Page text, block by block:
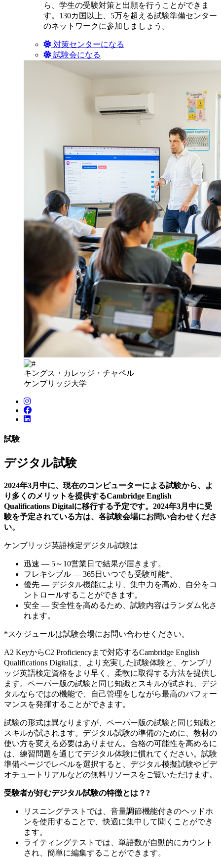
ら、学生の受験対策と出願を行うことができま
す。130カ国以上、5万を超える試験準備センター
のネットワークに参加しましょう。
対策センターになる
試験会になる
キングス・カレッジ・チャペル
ケンブリッジ大学
試験
デジタル試験
2024年3月中に、現在のコンピューターによる試験から、よ
り多くのメリットを提供するCambridge English
Qualifications Digitalに移行する予定です。2024年3月中に受
験を予定されている方は、各試験会場にお問い合わせくださ
い。
ケンブリッジ英語検定デジタル試験は
迅速 — 5～10営業日で結果が届きます。
フレキシブル — 365日いつでも受験可能*。
優先 — デジタル機能により、集中力を高め、自分をコ
ントロールすることができます。
安全 — 安全性を高めるため、試験内容はランダム化さ
れます。
*スケジュールは試験会場にお問い合わせください。
A2 KeyからC2 Proficiencyまで対応するCambridge English
Qualifications Digitalは、より充実した試験体験と、ケンブリ
ッジ英語検定資格をより早く、柔軟に取得する方法を提供し
ます。ペーパー版の試験と同じ知識とスキルが試され、デジ
タルならではの機能で、自己管理をしながら最高のパフォー
マンスを発揮することができます。
試験の形式は異なりますが、ペーパー版の試験と同じ知識と
スキルが試されます。デジタル試験の準備のために、教材の
使い方を変える必要はありません。合格の可能性を高めるに
は、練習問題を通じてデジタル体験に慣れてください。試験
準備ページでレベルを選択すると、デジタル模擬試験やビデ
オチュートリアルなどの無料リソースをご覧いただけます。
受験者が好むデジタル試験の特徴とは？?
リスニングテストでは、音量調節機能付きのヘッドホ
ンを使用することで、快適に集中して聞くことができ
ます。
ライティングテストでは、単語数が自動的にカウント
され、簡単に編集することができます。